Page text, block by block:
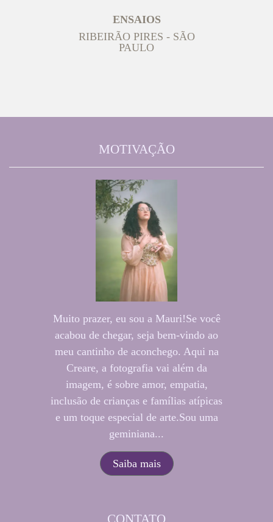
ENSAIOS
RIBEIRÃO PIRES - SÃO
PAULO
MOTIVAÇÃO
Muito prazer, eu sou a Mauri!Se você
acabou de chegar, seja bem-vindo ao
meu cantinho de aconchego. Aqui na
Creare, a fotografia vai além da
imagem, é sobre amor, empatia,
inclusão de crianças e famílias atípicas
e um toque especial de arte.Sou uma
geminiana...
Saiba mais
CONTATO